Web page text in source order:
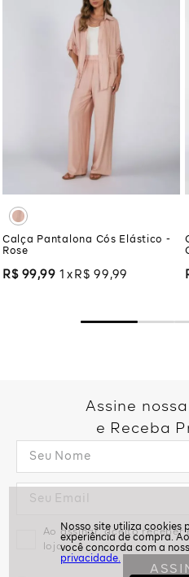
privacidade.
Calça Pantalona Cós Elástico -
Rose
R$ 99,99 1 R$ 99 ,99
Assine
e Receba
Ao assinar, aceito receber
loja